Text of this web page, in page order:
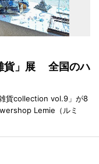
貨」展 全国のハ
貨collection vol.9」が8
Lemie（ルミ